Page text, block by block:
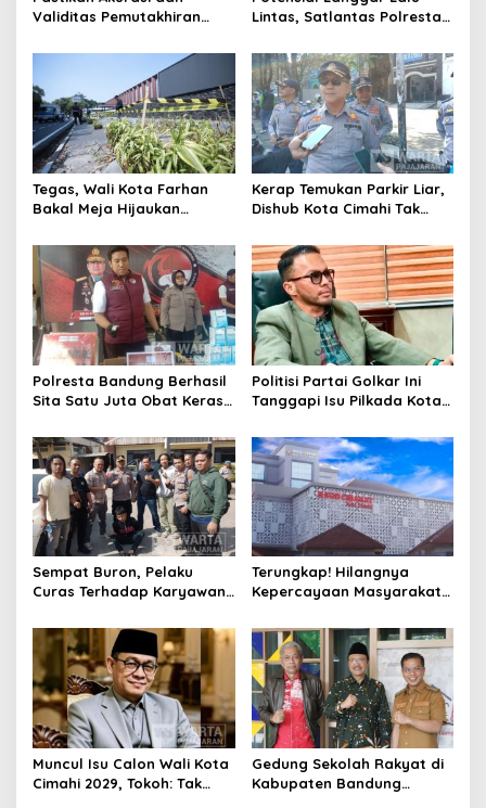
Validitas Pemutakhiran
Cimahi Lakukan
Lintas, Satlantas Polresta
Motor Berknalpot Brong
Tegas, Wali Kota Farhan
Bakal Meja Hijaukan
Riau
Kerap Temukan Parkir Liar,
Dishub Kota Cimahi Tak
Pembinaan
Polresta Bandung Berhasil
Sita Satu Juta Obat Keras
Kasus Narkoba
Politisi Partai Golkar Ini
Tanggapi Isu Pilkada Kota
Sempat Buron, Pelaku
Curas Terhadap Karyawan
Ditangkap Polisi
Terungkap! Hilangnya
Kepercayaan Masyarakat
Rebranding RSUD Cibabat
Muncul Isu Calon Wali Kota
Cimahi 2029, Tokoh: Tak
Gedung Sekolah Rakyat di
Kabupaten Bandung